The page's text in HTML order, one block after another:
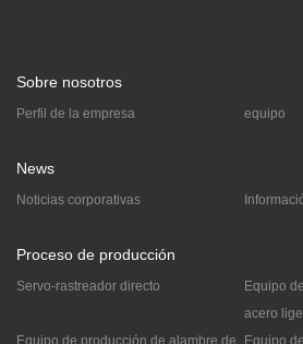
Sobre nosotros
Perfil de la empresa equipo
News
Noticias corporativas
Proceso de producción
Servo-rastreador directo
Equipo
acero
Equipo de producción de alambre de
Equipo